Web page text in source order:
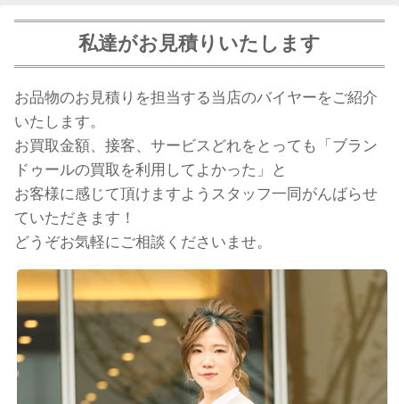
私達がお見積りいたします
お品物のお見積りを担当する当店のバイヤーをご紹介
いたします。
お買取金額、接客、サービスどれをとっても「ブラン
ドゥールの買取を利用してよかった」と
お客様に感じて頂けますようスタッフ一同がんばらせ
ていただきます！
どうぞお気軽にご相談くださいませ。